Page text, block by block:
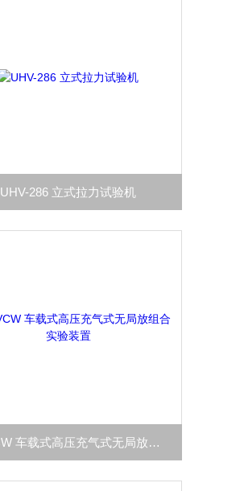
UHV-286 立式拉力试验机
UHVCW 车载式高压充气式无局放组合实验装置